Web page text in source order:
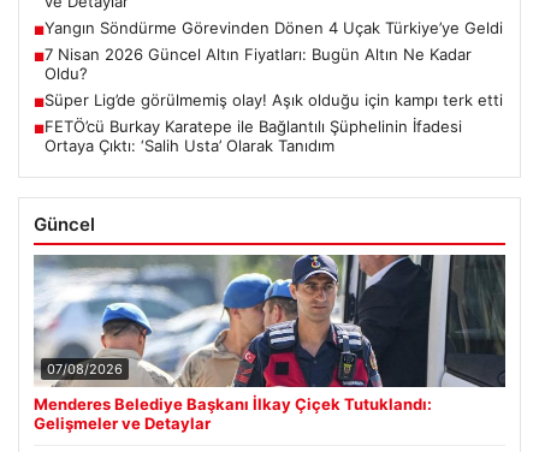
■Yangın Söndürme Görevinden Dönen 4 Uçak Türkiye’ye Geldi
■7 Nisan 2026 Güncel Altın Fiyatları: Bugün Altın Ne Kadar
Oldu?
■Süper Lig’de görülmemiş olay! Aşık olduğu için kampı terk etti
■FETÖ’cü Burkay Karatepe ile Bağlantılı Şüphelinin İfadesi
Ortaya Çıktı: ‘Salih Usta’ Olarak Tanıdım
Güncel
07/08/2026
Menderes Belediye Başkanı İlkay Çiçek Tutuklandı:
Gelişmeler ve Detaylar